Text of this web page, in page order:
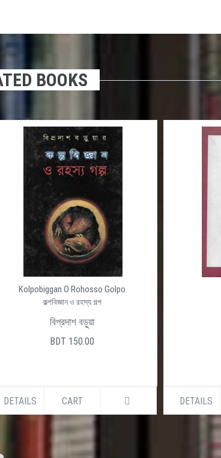
BOOKS
Kolpobiggan O Rohosso Golpo
কল্পবিজ্ঞান ও রহস্য গল্প
বিপ্রদাশ বড়ুয়া
BDT 150.00
DETAILS CART DETAILS